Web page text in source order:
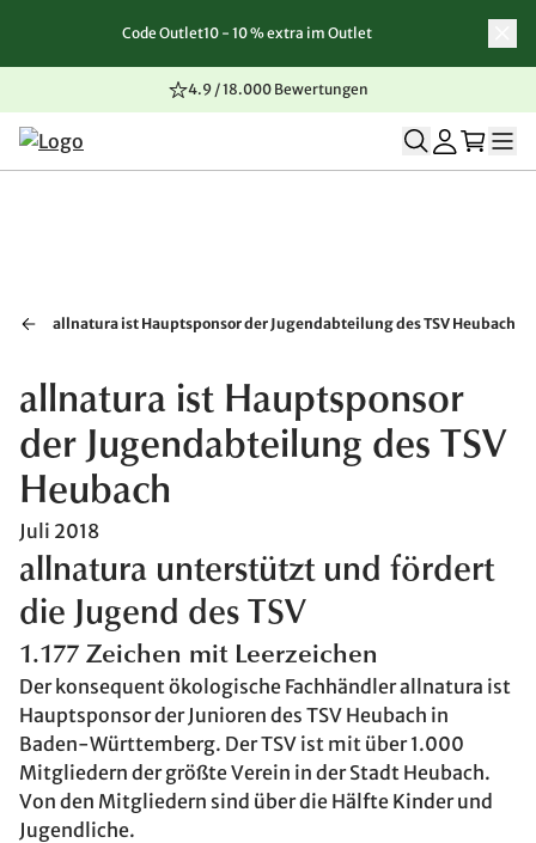
Zum Inhalt springen
Zur Navigation springen
Zum Seitenende springen
Code Outlet10 - 10 % extra im Outlet
4.9 / 18.000 Bewertungen
allnatura ist Hauptsponsor der Jugendabteilung des TSV Heubach
allnatura ist Hauptsponsor
der Jugendabteilung des TSV
Heubach
Juli 2018
allnatura unterstützt und fördert
die Jugend des TSV
1.177 Zeichen mit Leerzeichen
Der konsequent ökologische Fachhändler allnatura ist
Hauptsponsor der Junioren des TSV Heubach in
Baden-Württemberg. Der TSV ist mit über 1.000
Mitgliedern der größte Verein in der Stadt Heubach.
Von den Mitgliedern sind über die Hälfte Kinder und
Jugendliche.